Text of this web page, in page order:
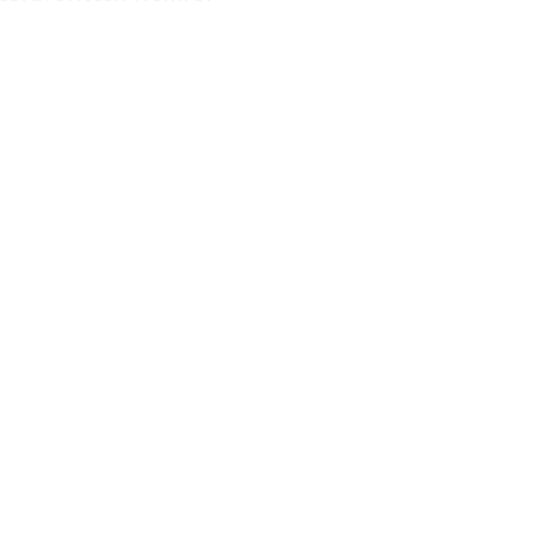
høy kvalitet i
suksessrike bobil-